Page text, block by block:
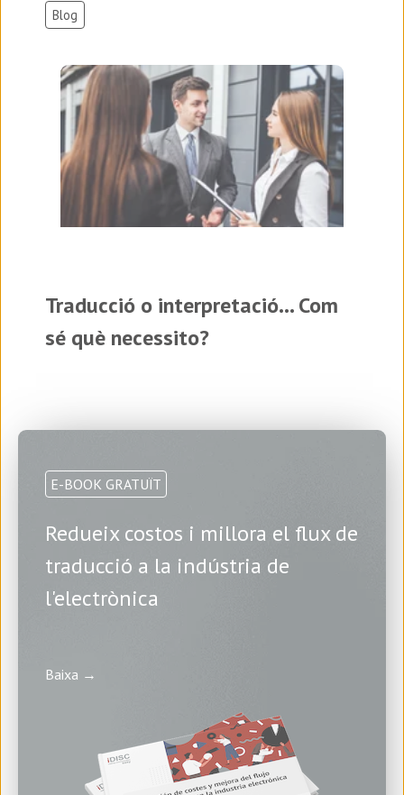
Blog
Traducció o interpretació... Com
sé què necessito?
E-BOOK GRATUÏT
Redueix costos i millora el flux de
traducció a la indústria de
l'electrònica
Baixa →